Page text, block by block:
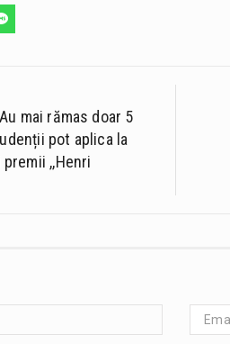
mai rămas doar 5
pot aplica la
,,Henri